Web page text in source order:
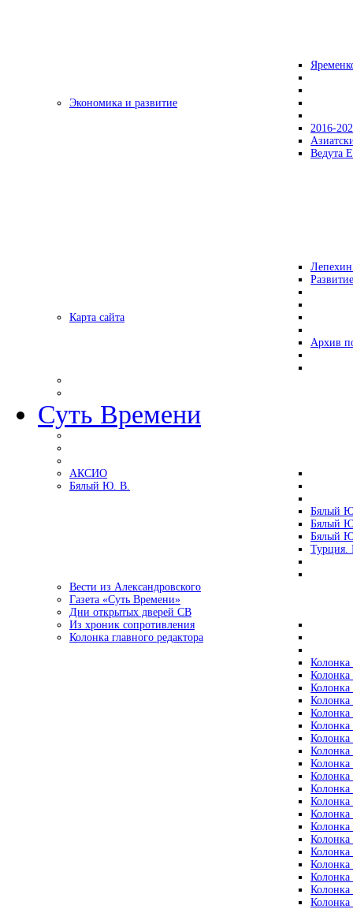
Экономика и развитие
2016-
Ведута
Карта сайта
Архив
Суть Времени
АКСИО
Бялый Ю. В.
Бялый
Бялый
Бялый
Турция.
Вести из Александровского
Газета «Суть Времени»
Дни открытых дверей СВ
Из хроник сопротивления
Колонка главного редактора
Колонка
Колонка
Колонка
Колонка
Колонка
Колонка
Колонка
Колонка
Колонка
Колонка
Колонка
Колонка
Колонка
Колонка
Колонка
Колонка
Колонка
Колонка
Колонка
Колонка